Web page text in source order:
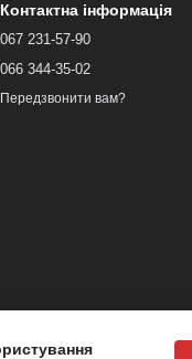
Контактна інформація
067 231-57-90
066 344-35-02
Передзвонити вам?